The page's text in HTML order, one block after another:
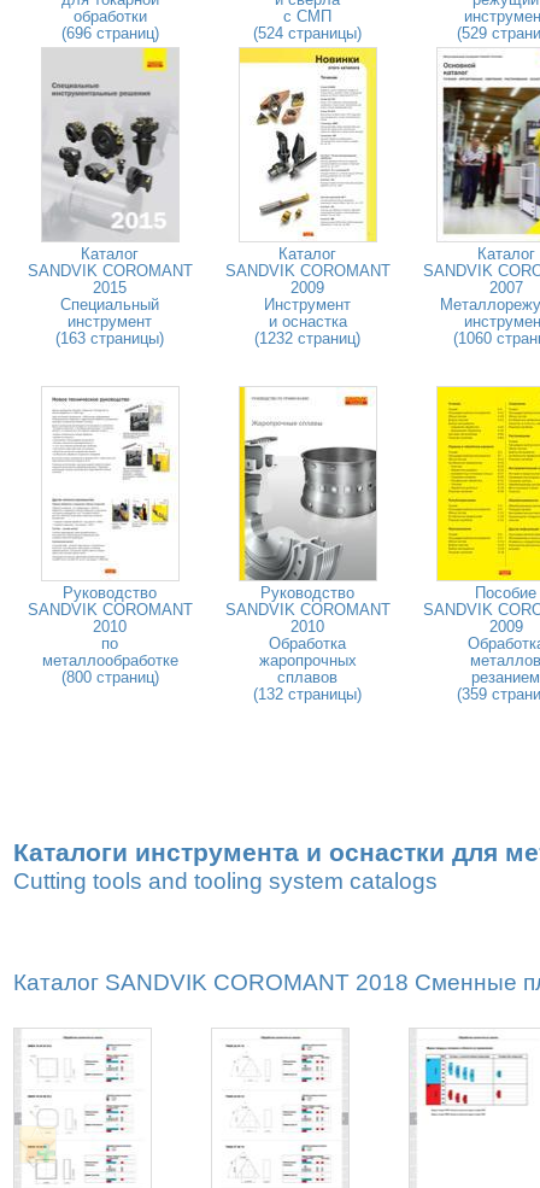
обработки
(696 страниц)
с СМП
(524 страницы)
(529
Каталог
SANDVIK COROMANT
2015
Специальный
инструмент
(163 страницы)
Каталог
SANDVIK COROMANT
2009
Инструмент
и оснастка
(1232 страниц)
Каталог
SANDVIK
2007
(1060
Руководство
SANDVIK COROMANT
2010
по
металлообработке
(800 страниц)
Руководство
SANDVIK COROMANT
2010
Обработка
жаропрочных
сплавов
(132 страницы)
Пособие
SANDVIK
2009
металлов
резанием
(359
Каталоги инструмента и оснастки для
Cutting tools and tooling system catalogs
Каталог SANDVIK COROMANT 2018 Сменные